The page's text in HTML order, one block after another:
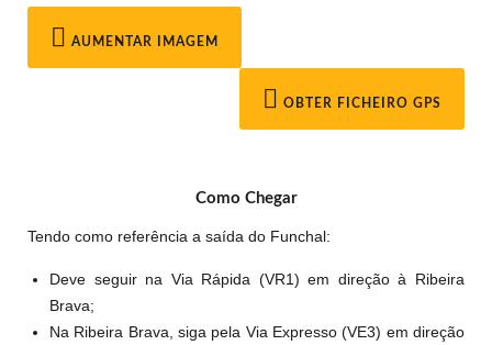
AUMENTAR IMAGEM
OBTER FICHEIRO GPS
Como Chegar
Tendo como referência a saída do Funchal:
Deve seguir na Via Rápida (VR1) em direção à Ribeira
Brava;
Na Ribeira Brava, siga pela Via Expresso (VE3) em direção